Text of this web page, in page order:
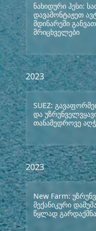
ნახიდური ჰესი:
დავამონტაჟეთ
მდინარეში
მრიცხველები
2023
SUEZ:
და
თანამედროვე
2023
New Farm:
მექანიკური
წყლად გარდაქმნა